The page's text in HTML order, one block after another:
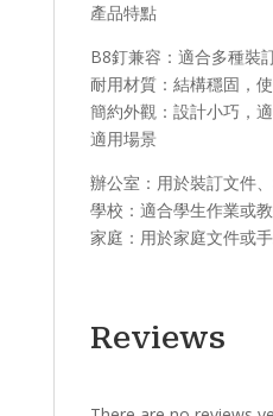
產品特點​
​B8釘兼容：適合多種裝
耐用材質：結構穩固，使
簡約外觀：設計小巧，
適用場景​
辦公室：用於裝訂文件、
學校：適合學生作業或教
家庭：用於家庭文件或手
Reviews